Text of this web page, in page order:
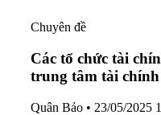
Chuyên đề
Các tổ chức tài
trung tâm tài
Quân Bảo • 23/05/2025